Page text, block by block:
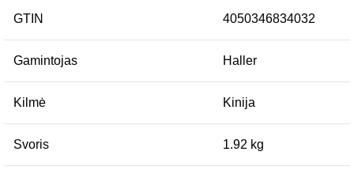
GTIN 4050346834032
Gamintojas Haller
Kilmė Kinija
Svoris 1.92 kg